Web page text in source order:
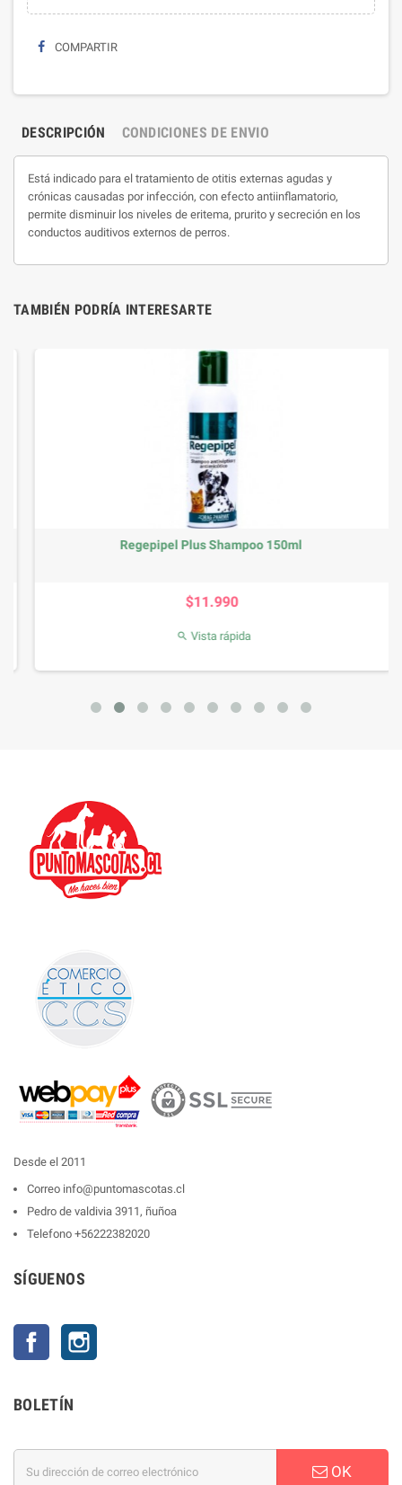
COMPARTIR
DESCRIPCIÓN CONDICIONES DE ENVIO
Está indicado para el tratamiento de otitis externas agudas y
crónicas causadas por infección, con efecto antiinflamatorio,
permite disminuir los niveles de eritema, prurito y secreción en los
conductos auditivos externos de perros.
TAMBIÉN PODRÍA INTERESARTE
Regepipel Plus Shampoo 150ml
$11.990
Vista rápida
Desde el 2011
Correo info@puntomascotas.cl
Pedro de valdivia 3911, ñuñoa
Telefono +56222382020
SÍGUENOS
Facebook
BOLETÍN
OK